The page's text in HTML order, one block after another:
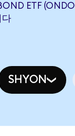
ETF (ONDO
다
SHYON